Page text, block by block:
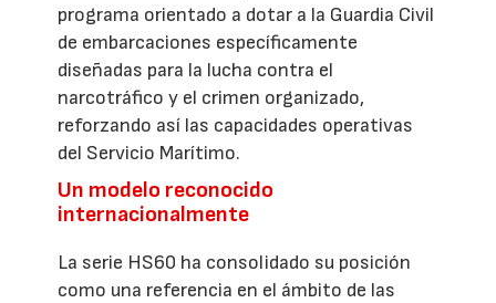
programa orientado a dotar a la Guardia Civil
de embarcaciones específicamente
diseñadas para la lucha contra el
narcotráfico y el crimen organizado,
reforzando así las capacidades operativas
del Servicio Marítimo.
Un modelo reconocido
internacionalmente
La serie HS60 ha consolidado su posición
como una referencia en el ámbito de las